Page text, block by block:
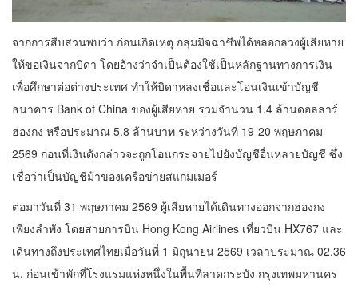
จากการสืบสวนพบว่า ก่อนเกิดเหตุ กลุ่มมิจฉาชีพได้หลอกลวงผู้เสียหาย
ให้ขอเงินจากบิดา โดยอ้างว่าจำเป็นต้องใช้เป็นหลักฐานทางการเงิน
เพื่อศึกษาต่อต่างประเทศ ทำให้บิดาหลงเชื่อและโอนเงินเข้าบัญชี
ธนาคาร Bank of China ของผู้เสียหาย รวมจำนวน 1.4 ล้านดอลลาร์
ฮ่องกง หรือประมาณ 5.8 ล้านบาท ระหว่างวันที่ 19-20 พฤษภาคม
2569 ก่อนที่เงินดังกล่าวจะถูกโอนกระจายไปยังบัญชีอื่นหลายบัญชี ซึ่ง
เชื่อว่าเป็นบัญชีม้าของเครือข่ายสแกมเมอร์
ต่อมาวันที่ 31 พฤษภาคม 2569 ผู้เสียหายได้เดินทางออกจากฮ่องกง
เพียงลำพัง โดยสายการบิน Hong Kong Airlines เที่ยวบิน HX767 และ
เดินทางถึงประเทศไทยเมื่อวันที่ 1 มิถุนายน 2569 เวลาประมาณ 02.36
น. ก่อนเข้าพักที่โรงแรมแห่งหนึ่งในพื้นที่ลาดกระบัง กรุงเทพมหานคร